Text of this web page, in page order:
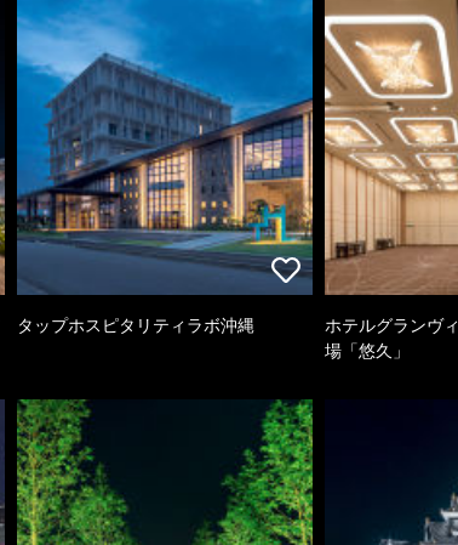
タップホスピタリティラボ沖縄
ホテルグランヴ
場「悠久」